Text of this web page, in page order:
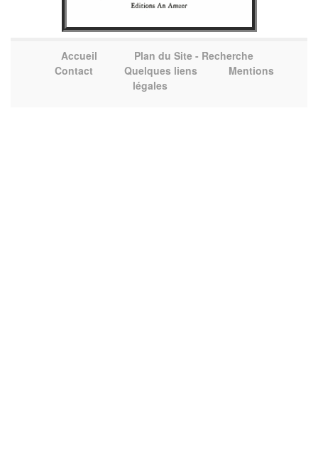
Accueil
Plan du Site - Recherche
Contact
Quelques liens
Mentions
légales